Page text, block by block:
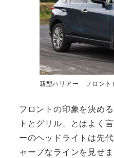
新型ハリアー フロント
フロントの印象を決め
トとグリル、とはよく
ーのヘッドライトは先
ャープなラインを見せ